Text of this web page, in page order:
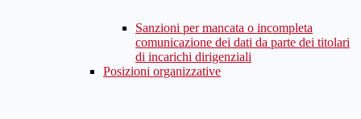
Sanzioni per mancata o incompleta
comunicazione dei dati da parte dei titolari
di incarichi dirigenziali
Posizioni organizzative